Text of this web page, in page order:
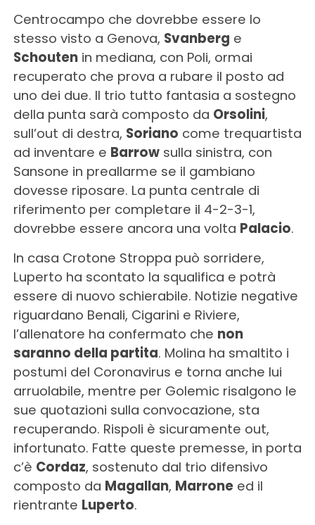
Centrocampo che dovrebbe essere lo
stesso visto a Genova, Svanberg e
Schoutenin mediana, con Poli, ormai
recuperato che prova a rubare il posto ad
uno dei due. Il trio tutto fantasia a sostegno
della punta sarà composto da Orsolini,
sull’out di destra, Soriano come trequartista
ad inventare e Barrowsulla sinistra, con
Sansone in preallarme se il gambiano
dovesse riposare. La punta centrale di
riferimento per completare il 4-2-3-1,
dovrebbe essere ancora una volta Palacio.
In casa Crotone Stroppa può sorridere,
Luperto ha scontato la squalifica e potrà
essere di nuovo schierabile. Notizie negative
riguardano Benali, Cigarini e Riviere,
l’allenatore ha confermato che non
saranno della partita. Molina ha smaltito i
postumi del Coronavirus e torna anche lui
arruolabile, mentre per Golemic risalgono le
sue quotazioni sulla convocazione, sta
recuperando. Rispoli è sicuramente out,
infortunato. Fatte queste premesse, in porta
c’è Cordaz, sostenuto dal trio difensivo
composto da Magallan, Marroneed il
rientrante Luperto.